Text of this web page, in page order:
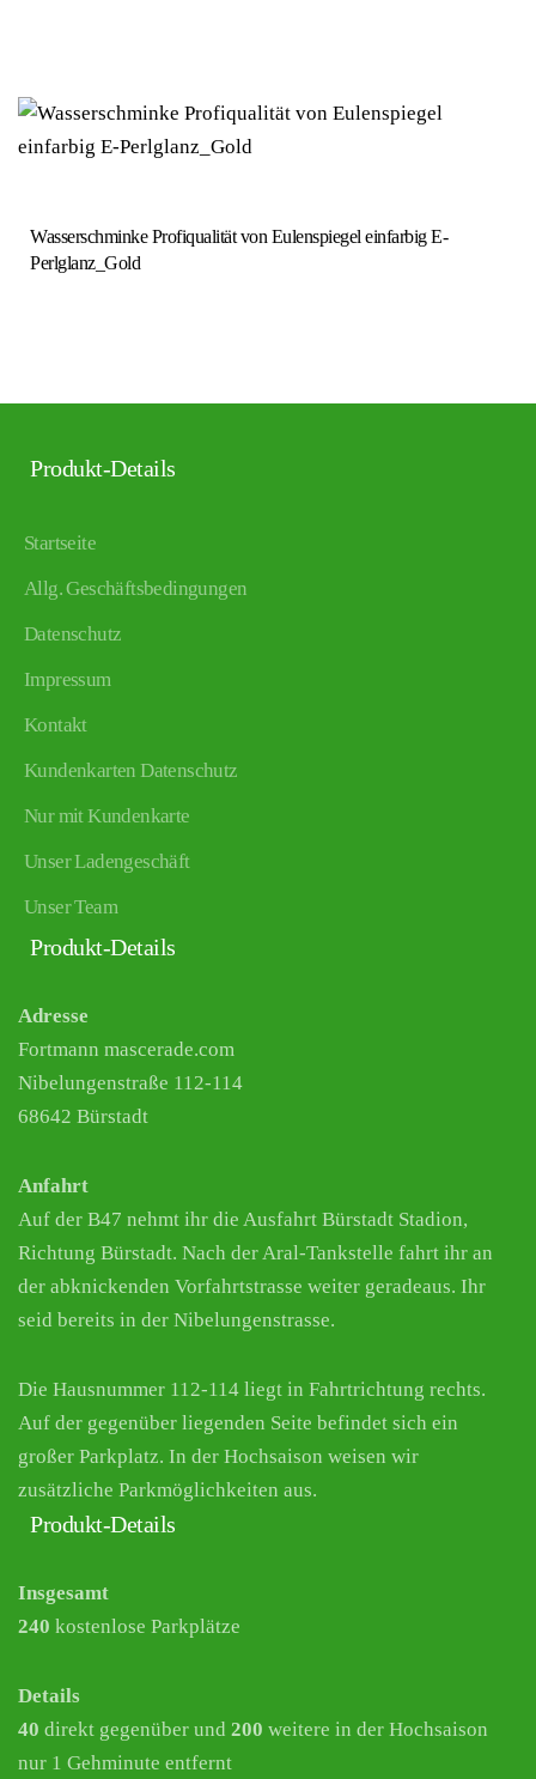
Wasserschminke Profiqualität von Eulenspiegel einfarbig E-
Perlglanz_Gold
Produkt-Details
Startseite
Allg. Geschäftsbedingungen
Datenschutz
Impressum
Kontakt
Kundenkarten Datenschutz
Nur mit Kundenkarte
Unser Ladengeschäft
Unser Team
Produkt-Details
Adresse
Fortmann mascerade.com
Nibelungenstraße 112-114
68642 Bürstadt
Anfahrt
Auf der B47 nehmt ihr die Ausfahrt Bürstadt Stadion,
Richtung Bürstadt. Nach der Aral-Tankstelle fahrt ihr an
der abknickenden Vorfahrtstrasse weiter geradeaus. Ihr
seid bereits in der Nibelungenstrasse.
Die Hausnummer 112-114 liegt in Fahrtrichtung rechts.
Auf der gegenüber liegenden Seite befindet sich ein
großer Parkplatz. In der Hochsaison weisen wir
zusätzliche Parkmöglichkeiten aus.
Produkt-Details
Insgesamt
240 kostenlose Parkplätze
Details
40 direkt gegenüber und 200 weitere in der Hochsaison
nur 1 Gehminute entfernt